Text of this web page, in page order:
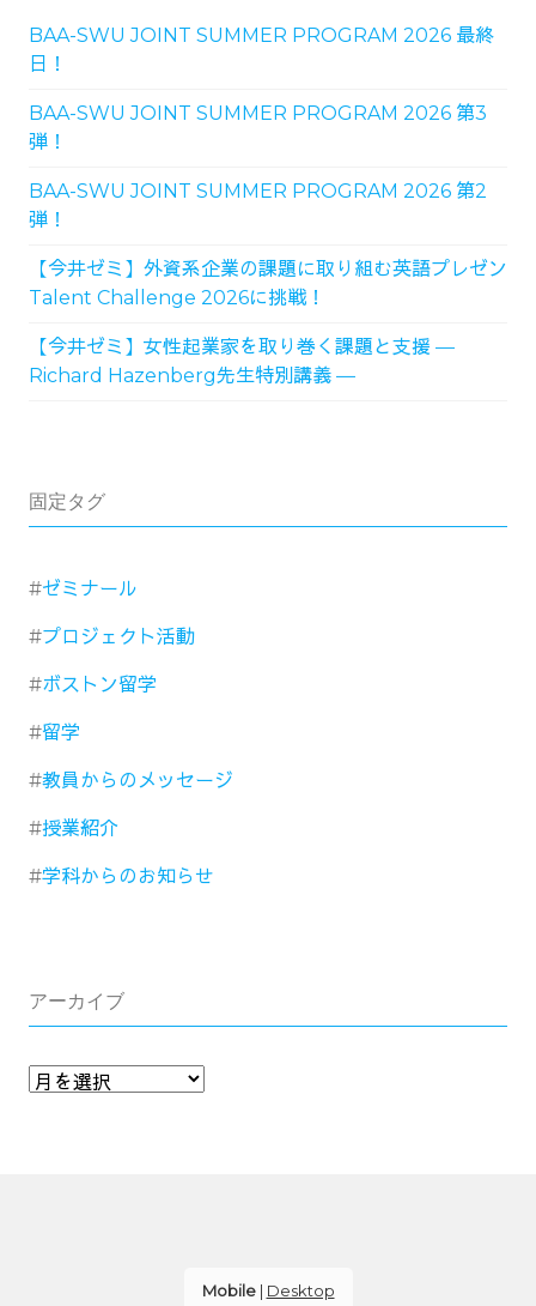
BAA-SWU JOINT SUMMER PROGRAM 2026 最終
日！
BAA-SWU JOINT SUMMER PROGRAM 2026 第3
弾！
BAA-SWU JOINT SUMMER PROGRAM 2026 第2
弾！
【今井ゼミ】外資系企業の課題に取り組む英語プレゼン
Talent Challenge 2026に挑戦！
【今井ゼミ】女性起業家を取り巻く課題と支援 ―
Richard Hazenberg先生特別講義 ―
固定タグ
ゼミナール
プロジェクト活動
ボストン留学
留学
教員からのメッセージ
授業紹介
学科からのお知らせ
アーカイブ
Mobile| Desktop